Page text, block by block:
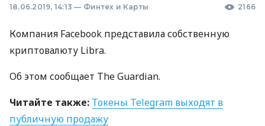
18.06.2019, 14:13 — Финтех и Карты 2166
Компания Facebook представила собственную
криптовалюту Libra.
Об этом сообщает The Guardian.
Читайте также: Токены Telegram выходят в
публичную продажу